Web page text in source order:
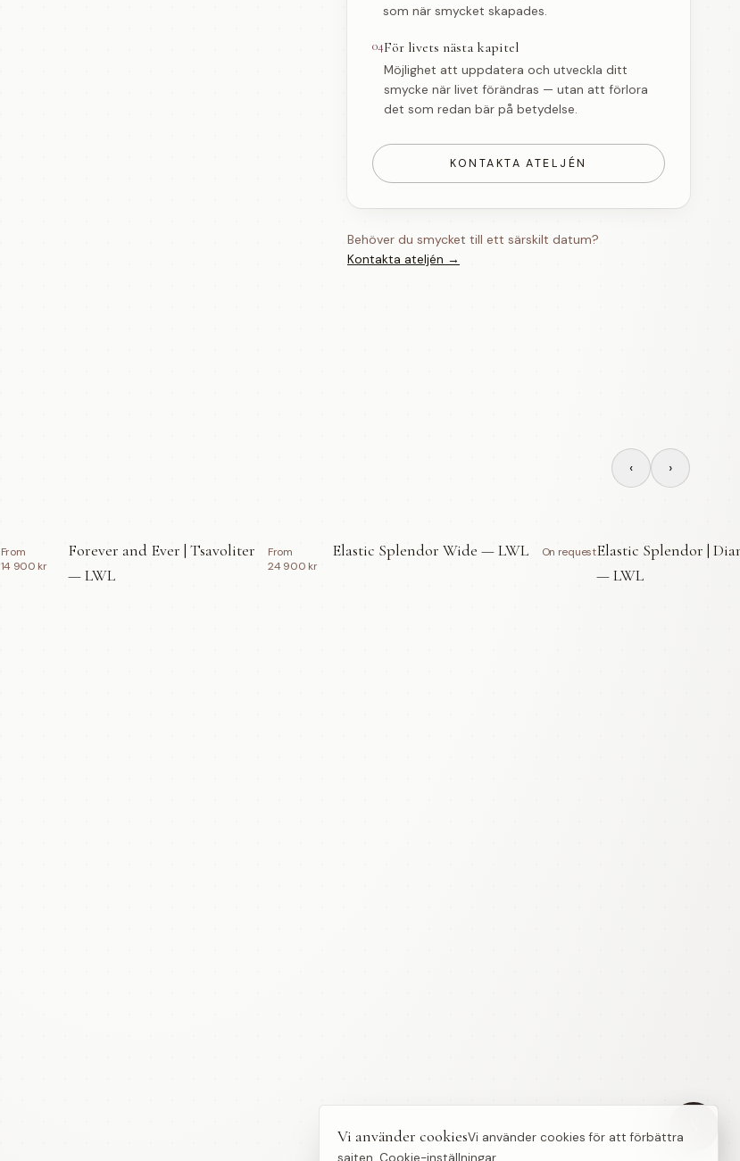
som när smycket skapades.
04För livets nästa kapitel
Möjlighet att uppdatera och utveckla ditt
smycke när livet förändras — utan att förlora
det som redan bär på betydelse.
KONTAKTA ATELJÉN
Behöver du smycket till ett särskilt datum?
Kontakta ateljén →
‹ ›
From
14 900 kr
Forever and Ever | Tsavoliter
— LWL
From
24 900 kr
Elastic Splendor Wide — LWL On requestElastic Splendor |
— LWL
Vi använder cookiesVi använder cookies för att förbättra
sajten. Cookie-inställningar